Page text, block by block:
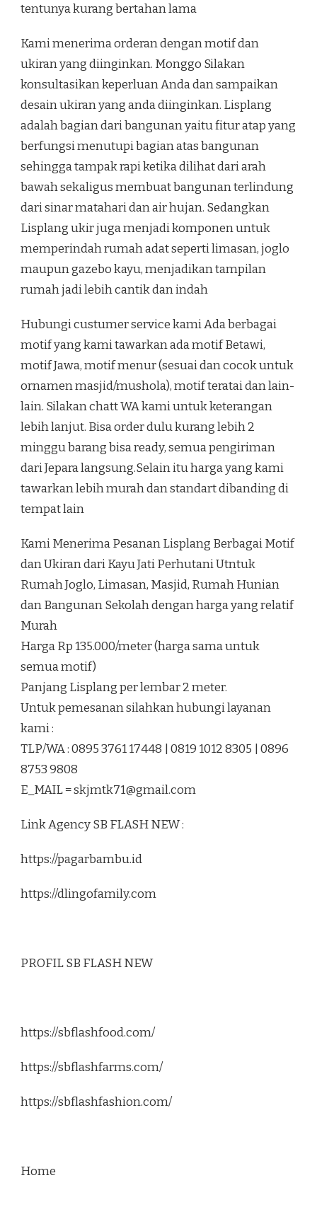
tentunya kurang bertahan lama
Kami menerima orderan dengan motif dan
ukiran yang diinginkan. Monggo Silakan
konsultasikan keperluan Anda dan sampaikan
desain ukiran yang anda diinginkan. Lisplang
adalah bagian dari bangunan yaitu fitur atap yang
berfungsi menutupi bagian atas bangunan
sehingga tampak rapi ketika dilihat dari arah
bawah sekaligus membuat bangunan terlindung
dari sinar matahari dan air hujan. Sedangkan
Lisplang ukir juga menjadi komponen untuk
memperindah rumah adat seperti limasan, joglo
maupun gazebo kayu, menjadikan tampilan
rumah jadi lebih cantik dan indah
Hubungi custumer service kami Ada berbagai
motif yang kami tawarkan ada motif Betawi,
motif Jawa, motif menur (sesuai dan cocok untuk
ornamen masjid/mushola), motif teratai dan lain-
lain. Silakan chatt WA kami untuk keterangan
lebih lanjut. Bisa order dulu kurang lebih 2
minggu barang bisa ready, semua pengiriman
dari Jepara langsung.Selain itu harga yang kami
tawarkan lebih murah dan standart dibanding di
tempat lain
Kami Menerima Pesanan Lisplang Berbagai Motif
dan Ukiran dari Kayu Jati Perhutani Utntuk
Rumah Joglo, Limasan, Masjid, Rumah Hunian
dan Bangunan Sekolah dengan harga yang relatif
Murah
Harga Rp 135.000/meter (harga sama untuk
semua motif)
Panjang Lisplang per lembar 2 meter.
Untuk pemesanan silahkan hubungi layanan
kami :
TLP/WA : 0895 3761 17448 | 0819 1012 8305 | 0896
8753 9808
E_MAIL =skjmtk71@gmail.com
Link Agency SB FLASH NEW :
https://pagarbambu.id
https://dlingofamily.com
PROFIL SB FLASH NEW
https://sbflashfood.com/
https://sbflashfarms.com/
https://sbflashfashion.com/
Home